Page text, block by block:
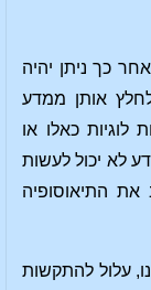
כך ניתן יהיה
אותן ממדע
לוגיות כאלו או
לא יכול לעשות
התיאוסופיה
עלול להתקשות